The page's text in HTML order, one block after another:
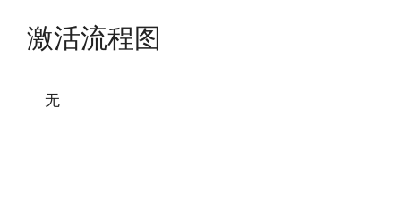
激活流程图
无